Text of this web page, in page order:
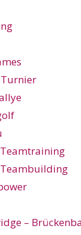
Turnier
Teamtraining
Teambuilding
–